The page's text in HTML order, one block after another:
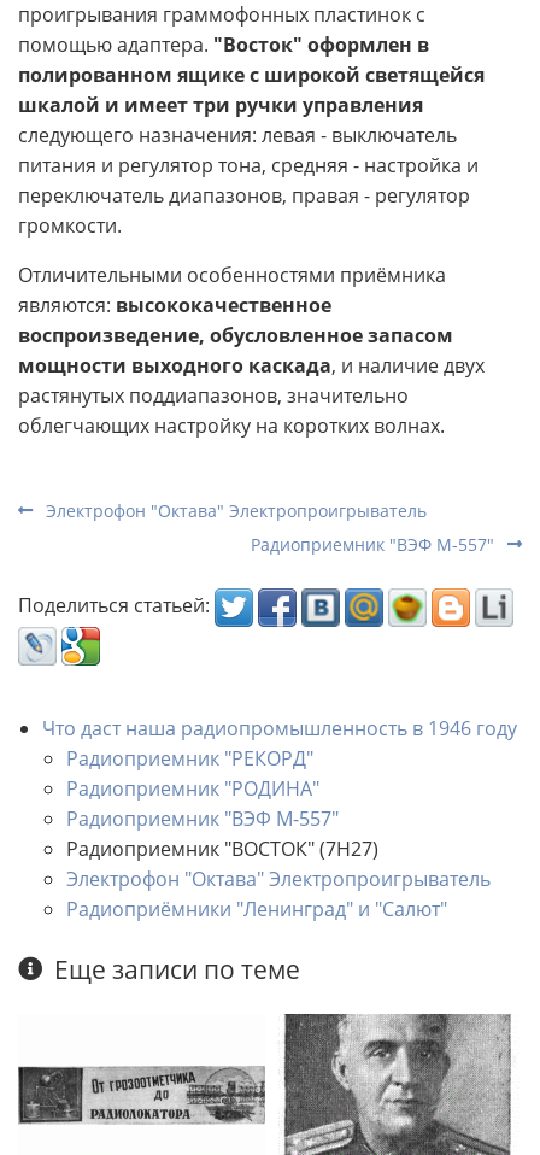
проигрывания граммофонных пластинок с
помощью адаптера. "Восток" оформлен в
полированном ящике с широкой светящейся
шкалой и имеет три ручки управления
следующего назначения: левая - выключатель
питания и регулятор тона, средняя - настройка и
переключатель диапазонов, правая - регулятор
громкости.
Отличительными особенностями приёмника
являются: высококачественное
воспроизведение, обусловленное запасом
мощности выходного каскада, и наличие двух
растянутых поддиапазонов, значительно
облегчающих настройку на коротких волнах.
Электрофон "Октава" Электропроигрыватель
Радиоприемник "ВЭФ М-557"
Поделиться статьей:
Что даст наша радиопромышленность в 1946 году
Радиоприемник "РЕКОРД"
Радиоприемник "РОДИНА"
Радиоприемник "ВЭФ М-557"
Радиоприемник "ВОСТОК" (7Н27)
Электрофон "Октава" Электропроигрыватель
Радиоприёмники "Ленинград" и "Салют"
Еще записи по теме